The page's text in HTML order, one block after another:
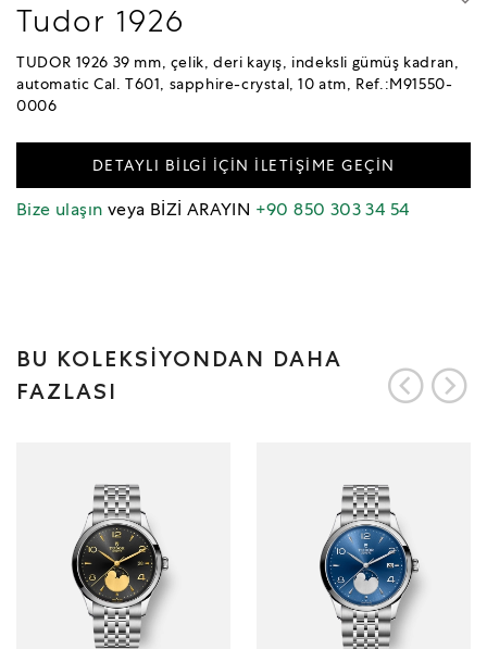
Tudor 1926
TUDOR 1926 39 mm, çelik, deri kayış, indeksli gümüş kadran,
automatic Cal. T601, sapphire-crystal, 10 atm, Ref.:M91550-
0006
DETAYLI BİLGİ İÇİN İLETİŞİME GEÇİN
Bize ulaşın veya BİZİ ARAYIN +90 850 303 34 54
BU KOLEKSİYONDAN DAHA
FAZLASI